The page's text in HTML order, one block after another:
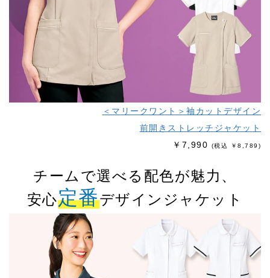
＜マリークワント＞袖カットデザイン
前開きストレッチジャケット
￥7,990
(税込 ￥8,789)
チームで選べる配色が魅力、
安心定番デザインジャケット